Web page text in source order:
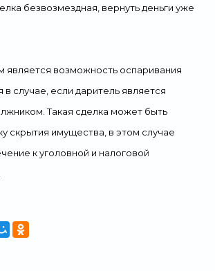
безвозмездная, вернуть деньги уже
является возможность оспаривания
в случае, если даритель является
Такая сделка может быть
скрытия имущества, в этом случае
к уголовной и налоговой